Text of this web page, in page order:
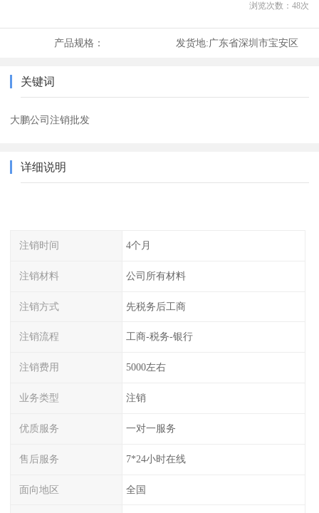
浏览次数： 48次
产品规格： 发货地:广东省深圳市宝安区
关键词
大鹏公司注销批发
详细说明
注销时间 4个月
注销材料 公司所有材料
注销方式 先税务后工商
注销流程 工商-税务-银行
注销费用 5000左右
业务类型 注销
优质服务 一对一服务
售后服务 7*24小时在线
面向地区 全国